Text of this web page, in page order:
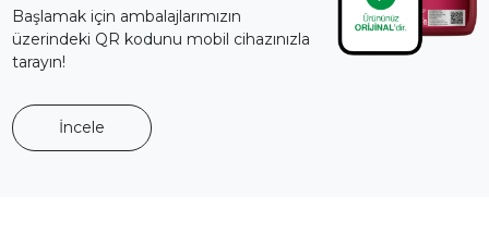
Başlamak için ambalajlarımızın
üzerindeki QR kodunu mobil cihazınızla
tarayın!
İncele